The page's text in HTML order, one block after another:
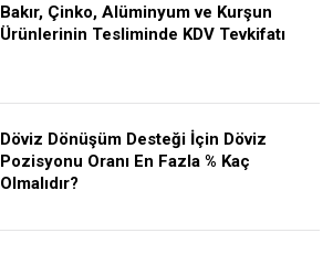
Bakır, Çinko, Alüminyum ve Kurşun
Ürünlerinin Tesliminde KDV Tevkifatı
Döviz Dönüşüm Desteği İçin Döviz
Pozisyonu Oranı En Fazla % Kaç
Olmalıdır?